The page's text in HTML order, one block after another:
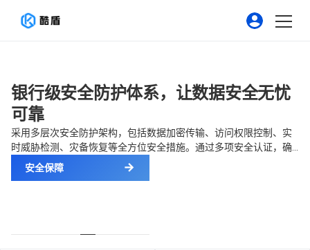
银行级安全防护体系，让数据安全无忧
可靠
采用多层次安全防护架构，包括数据加密传输、访问权限控制、实
时威胁检测、灾备恢复等全方位安全措施。通过多项安全认证，确
保您的核心业务数据在云端得到最高级别的安全保障。
安全保障